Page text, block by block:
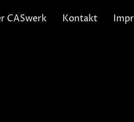
CASwerk Kontakt